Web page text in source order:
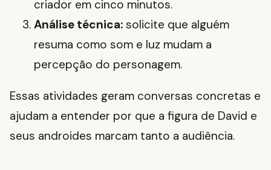
criador em cinco minutos.
Análise técnica: solicite que alguém
resuma como som e luz mudam a
percepção do personagem.
Essas atividades geram conversas concretas e
ajudam a entender por que a figura de David e
seus androides marcam tanto a audiência.